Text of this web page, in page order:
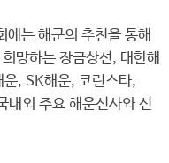
는 해군의 추천을 통해
망하는 장금상선, 대한해
, SK해운, 코린스타,
내외 주요 해운선사와 선